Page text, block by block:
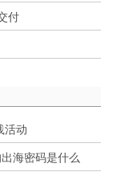
付
活动
海密码是什么